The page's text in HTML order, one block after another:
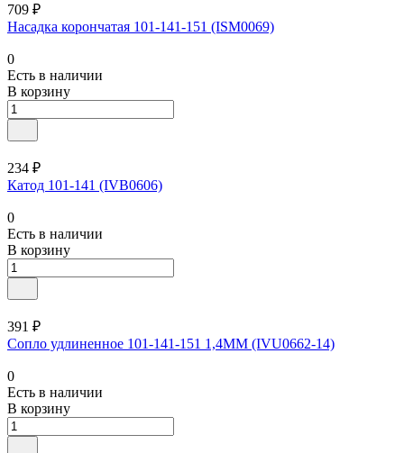
709 ₽
Насадка корончатая 101-141-151 (ISM0069)
0
Есть в наличии
В корзину
234 ₽
Катод 101-141 (IVB0606)
0
Есть в наличии
В корзину
391 ₽
Сопло удлиненное 101-141-151 1,4ММ (IVU0662-14)
0
Есть в наличии
В корзину